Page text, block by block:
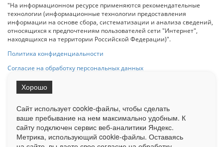
"На информационном ресурсе применяются рекомендательные
технологии (информационные технологии предоставления
информации на основе сбора, систематизации и анализа сведений,
относящихся к предпочтениям пользователей сети "Интернет",
находящихся на территории Российской Федерации)".
Политика конфиденциальности
Согласие на обработку персональных данных
на Сетевое издание «ОрелТаймс» обязательна.
Ограниченная статистика посещаемости доступна на сайте
Liveinternet.ru . Подробная статистика для рекламодателей по запросу
у менеджера.
Сайт использует cookie-файлы, чтобы сделать
ваше пребывание на нем максимально удобным. К
cайту подключен сервис веб-аналитики Яндекс.
Метрика, использующий cookie-файлы. Оставаясь
Хорошо